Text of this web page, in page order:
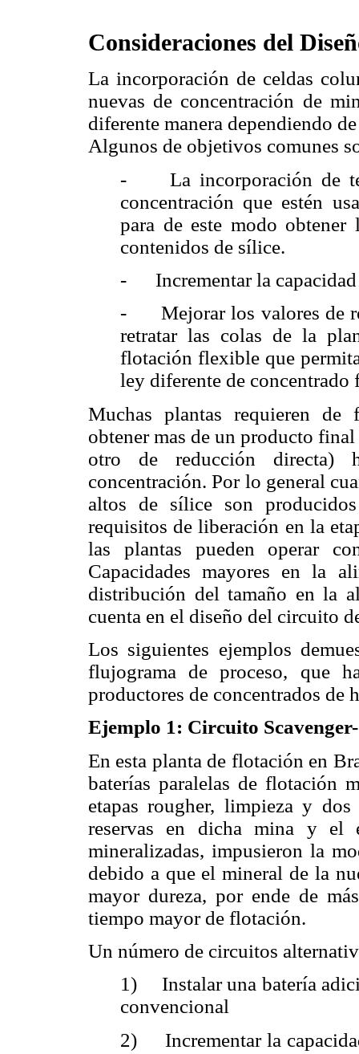
Consideraciones del
La incorporación de celdas
nuevas de concentración de
diferente manera dependiendo
Algunos de objetivos comunes
- La incorporación de
concentración que estén
para de este modo
contenidos de sílice.
- Incrementar la capacidad
- Mejorar los valores de
retratar las colas de la
flotación flexible que
ley diferente de concentrado
Muchas plantas requieren
obtener mas de un producto
otro de reducción directa)
concentración. Por lo general
altos de sílice son
requisitos de liberación en la
las plantas pueden operar
Capacidades mayores en la
distribución del tamaño en la
cuenta en el diseño del circuito
Los siguientes ejemplos
flujograma de proceso, que
productores de concentrados de
Ejemplo 1: Circuito
En esta planta de flotación en
baterías paralelas de flotación
etapas rougher, limpieza y
reservas en dicha mina y el
mineralizadas, impusieron la
debido a que el mineral de la
mayor dureza, por ende de
tiempo mayor de flotación.
Un número de circuitos
1) Instalar una batería
convencional
2) Incrementar la